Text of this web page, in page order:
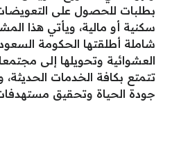
بطلبات للحصول على
سكنية أو مالية، ويأتي هذا
شاملة أطلقتها الحكومة
العشوائية وتحويلها إلى
تتمتع بكافة الخدمات
جودة الحياة وتحقيق مستهدفات